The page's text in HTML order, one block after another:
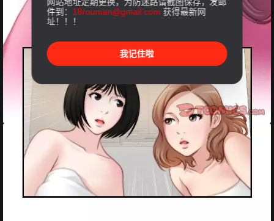
件到： 18rouman@gmail.com 获得最新网
址！！！
我记住啦